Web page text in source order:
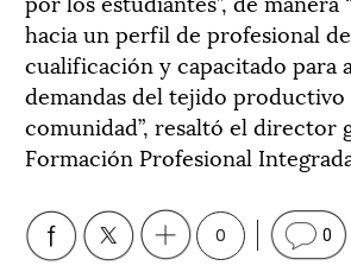
hacia un perfil de profesional
cualificación y capacitado para
demandas del tejido productivo
comunidad”, resaltó el director
Formación Profesional
0 0